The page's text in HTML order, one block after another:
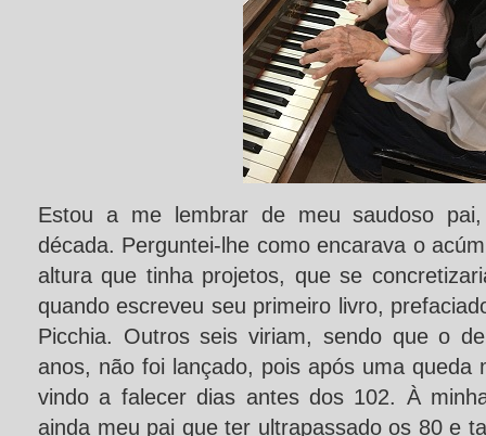
Estou a me lembrar de meu saudoso
década. Perguntei-lhe como encarava o
altura que tinha projetos, que se
quando escreveu seu primeiro livro,
Picchia. Outros seis viriam, sendo que o
anos, não foi lançado, pois após uma queda
vindo a falecer dias antes dos 102. À
ainda meu pai que ter ultrapassado os 80 e